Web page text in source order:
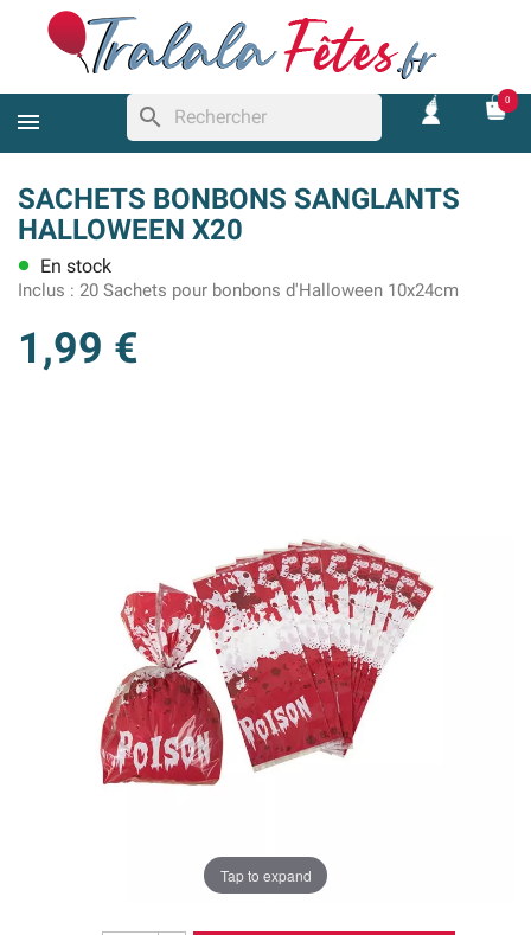
search
0
SACHETS BONBONS SANGLANTS
HALLOWEEN X20
lens En stock
Inclus : 20 Sachets pour bonbons d'Halloween 10x24cm
1,99 €
Tap to expand